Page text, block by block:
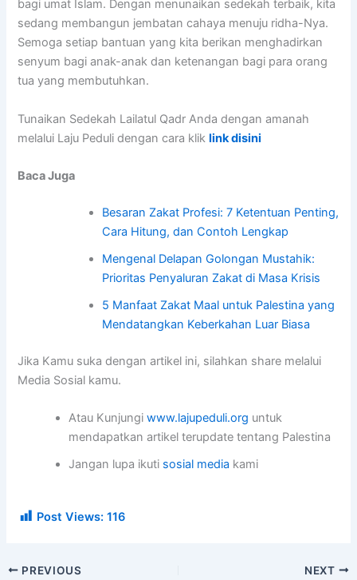
bagi umat Islam. Dengan menunaikan sedekah terbaik, kita
sedang membangun jembatan cahaya menuju ridha-Nya.
Semoga setiap bantuan yang kita berikan menghadirkan
senyum bagi anak-anak dan ketenangan bagi para orang
tua yang membutuhkan.
Tunaikan Sedekah Lailatul Qadr Anda dengan amanah
melalui Laju Peduli dengan cara kliklink disini
Baca Juga
Besaran Zakat Profesi: 7 Ketentuan Penting,
Cara Hitung, dan Contoh Lengkap
Mengenal Delapan Golongan Mustahik:
Prioritas Penyaluran Zakat di Masa Krisis
5 Manfaat Zakat Maal untuk Palestina yang
Mendatangkan Keberkahan Luar Biasa
Jika Kamu suka dengan artikel ini, silahkan share melalui
Media Sosial kamu.
Atau Kunjungiwww.lajupeduli.org untuk
mendapatkan artikel terupdate tentang Palestina
Jangan lupa ikuti sosial media kami
Post Views: 116
PREVIOUS NEXT